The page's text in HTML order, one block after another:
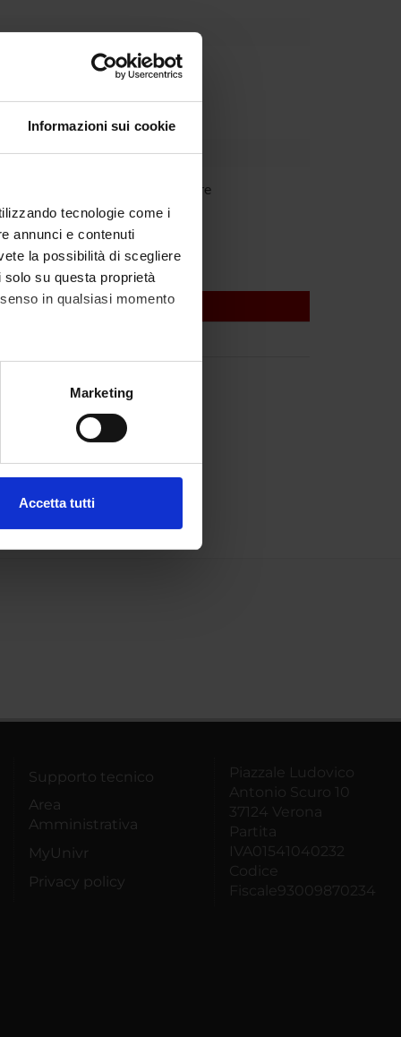
Informazioni sui cookie
tecnologie come i
annunci e contenuti
la possibilità di scegliere
su questa proprietà
in qualsiasi momento
metro,Marketing
Accetta tutti
Ricercatore
Supporto tecnico
Area
Amministrativa
MyUnivr
Privacy policy
Piazzale Ludovico
Antonio Scuro 10
37124 Verona
Partita
IVA01541040232
Codice
Fiscale93009870234